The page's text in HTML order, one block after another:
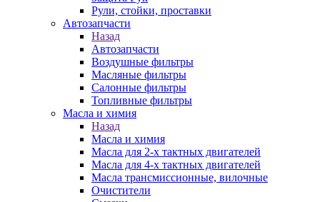
Рули, стойки, проставки
Автозапчасти
Назад
Автозапчасти
Воздушные фильтры
Масляные фильтры
Салонные фильтры
Топливные фильтры
Масла и химия
Назад
Масла и химия
Масла для 2-х тактных двигателей
Масла для 4-х тактных двигателей
Масла трансмиссионные, вилочные
Очистители